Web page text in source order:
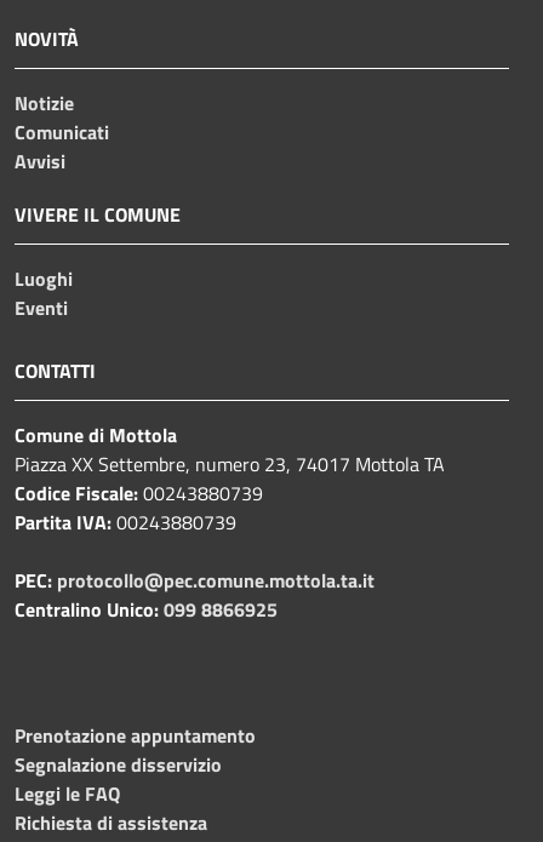
NOVITÀ
Notizie
Comunicati
Avvisi
VIVERE IL COMUNE
Luoghi
Eventi
CONTATTI
Comune di Mottola
Piazza XX Settembre, numero 23, 74017 Mottola TA
Codice Fiscale:00243880739
Partita IVA:00243880739
PEC: protocollo@pec.comune.mottola.ta.it
Centralino Unico:099 8866925
Prenotazione appuntamento
Segnalazione disservizio
Leggi le FAQ
Richiesta di assistenza